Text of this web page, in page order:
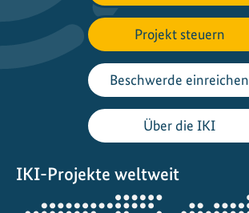
Projekt steuern
Beschwerde einreichen
Über die IKI
IKI-Projekte weltweit
Öffnet